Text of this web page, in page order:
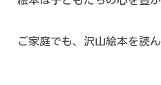
ご家庭でも、沢山絵本を読